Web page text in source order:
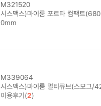
M321520
시스맥스)마이룸 포르타 컴팩트
0mm
M339064
시스맥스)마이룸 멀티큐브(스모
이용후기(2)